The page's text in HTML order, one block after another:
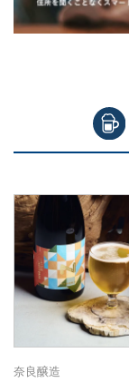
奈良醸造